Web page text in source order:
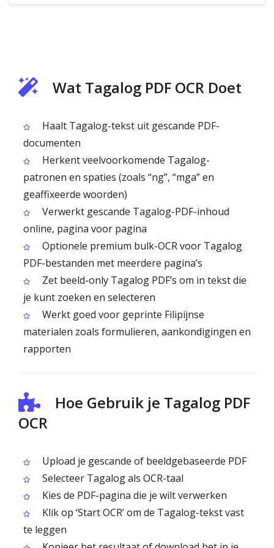
Wat Tagalog PDF OCR Doet
Haalt Tagalog-tekst uit gescande PDF-
documenten
Herkent veelvoorkomende Tagalog-
patronen en spaties (zoals “ng”, “mga” en
geaffixeerde woorden)
Verwerkt gescande Tagalog-PDF-inhoud
online, pagina voor pagina
Optionele premium bulk-OCR voor Tagalog
PDF-bestanden met meerdere pagina’s
Zet beeld-only Tagalog PDF’s om in tekst die
je kunt zoeken en selecteren
Werkt goed voor geprinte Filipijnse
materialen zoals formulieren, aankondigingen en
rapporten
Hoe Gebruik je Tagalog PDF
OCR
Upload je gescande of beeldgebaseerde PDF
Selecteer Tagalog als OCR-taal
Kies de PDF-pagina die je wilt verwerken
Klik op ‘Start OCR’ om de Tagalog-tekst vast
te leggen